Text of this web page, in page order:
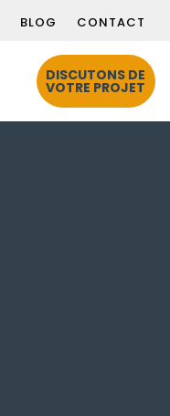
BLOG CONTACT
DISCUTONS DE
VOTRE PROJET